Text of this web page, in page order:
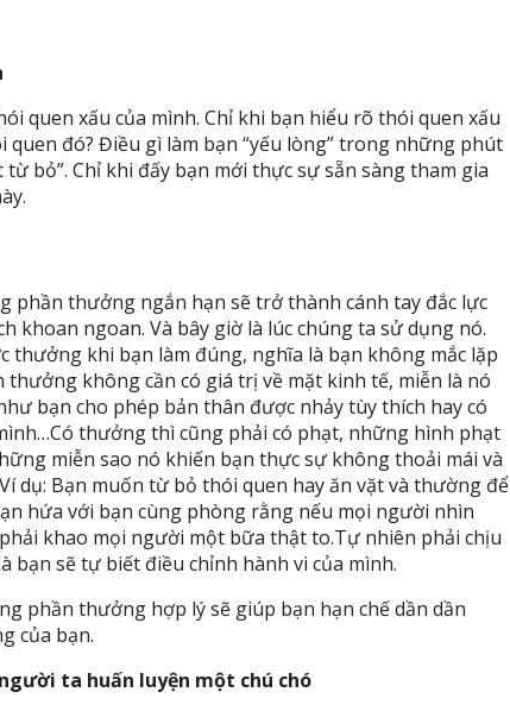
quen xấu của mình. Chỉ khi bạn hiểu rõ thói quen xấu
quen đó? Điều gì làm bạn “yếu lòng” trong những phút
bỏ”. Chỉ khi đấy bạn mới thực sự sẵn sàng tham gia
phần thưởng ngắn hạn sẽ trở thành cánh tay đắc lực
khoan ngoan. Và bây giờ là lúc chúng ta sử dụng nó.
thưởng khi bạn làm đúng, nghĩa là bạn không mắc lặp
thưởng không cần có giá trị về mặt kinh tế, miễn là nó
bạn cho phép bản thân được nhảy tùy thích hay có
thưởng thì cũng phải có phạt, những hình phạt
miễn sao nó khiến bạn thực sự không thoải mái và
dụ: Bạn muốn từ bỏ thói quen hay ăn vặt và thường để
hứa với bạn cùng phòng rằng nếu mọi người nhìn
khao mọi người một bữa thật to.Tự nhiên phải chịu
bạn sẽ tự biết điều chỉnh hành vi của mình.
phần thưởng hợp lý sẽ giúp bạn hạn chế dần dần
của bạn.
ta huấn luyện một chú chó